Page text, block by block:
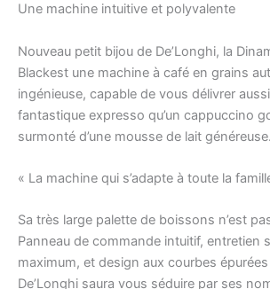
Une machine intuitive et polyvalente
Nouveau petit bijou de De’Longhi, la
Blackest une machine à café en grains
ingénieuse, capable de vous délivrer
fantastique expresso qu’un cappuccino
surmonté d’une mousse de lait généreuse.
« La machine qui s’adapte à toute la
Sa très large palette de boissons n’est
Panneau de commande intuitif, entretien
maximum, et design aux courbes
De’Longhi saura vous séduire par ses